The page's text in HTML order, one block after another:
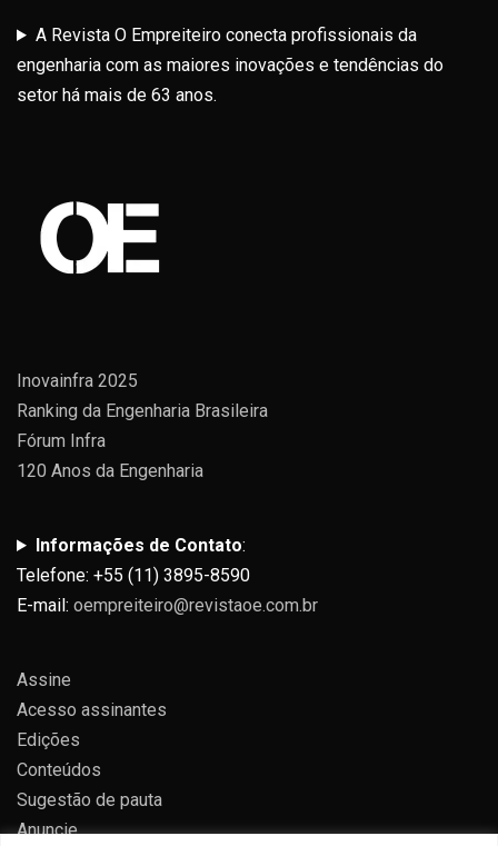
A Revista O Empreiteiro conecta profissionais da
engenharia com as maiores inovações e tendências do
setor há mais de 63 anos.
Inovainfra 2025
Ranking da Engenharia Brasileira
Fórum Infra
120 Anos da Engenharia
Informações de Contato:
Telefone: +55 (11) 3895-8590
E-mail: oempreiteiro@revistaoe.com.br
Assine
Acesso assinantes
Edições
Conteúdos
Sugestão de pauta
Anuncie